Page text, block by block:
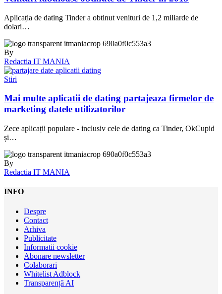
Aplicația de dating Tinder a obtinut venituri de 1,2 miliarde de
dolari…
By
Redactia IT MANIA
Stiri
Mai multe aplicatii de dating partajeaza firmelor de
marketing datele utilizatorilor
Zece aplicații populare - inclusiv cele de dating ca Tinder, OkCupid
și…
By
Redactia IT MANIA
INFO
Despre
Contact
Arhiva
Publicitate
Informatii cookie
Abonare newsletter
Colaborari
Whitelist Adblock
Transparență AI